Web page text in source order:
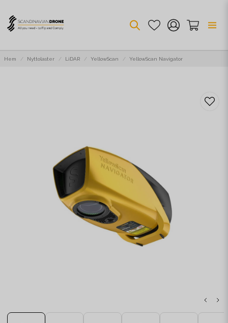
Hem Nyttolaster LiDAR YellowScan YellowScan Navigator